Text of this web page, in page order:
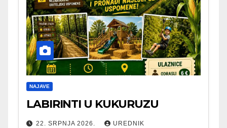
NAJAVE
LABIRINTI U KUKURUZU
22. SRPNJA 2026. UREDNIK